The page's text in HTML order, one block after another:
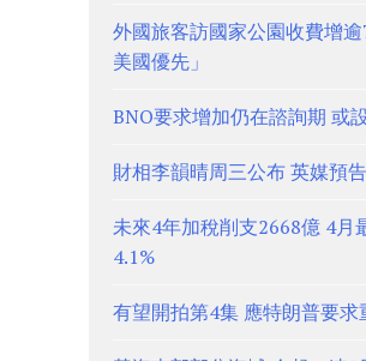
外國旅客訪國家公園收費增
美國優先」
BNO要求增加仍在諮詢期 或
財相李韻晴周三公布 英媒預
未來4年加稅削支2668億 4月
4.1%
有望開拍第4集 應特朗普要求